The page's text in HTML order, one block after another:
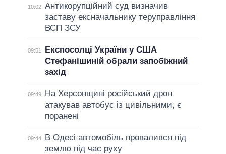
10:02 Антикорупційний суд визначив
заставу ексначальнику теруправління
ВСП ЗСУ
09:51
Експосолці України у США
Стефанішиній обрали запобіжний
захід
09:49
На Херсонщині російський дрон
атакував автобус із цивільними, є
поранені
09:44
В Одесі автомобіль провалився під
землю під час руху